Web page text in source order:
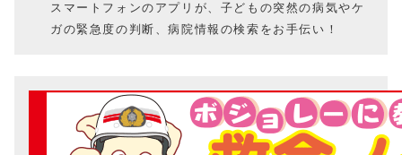
スマートフォンのアプリが、子どもの突然の病気やケ
ガの緊急度の判断、病院情報の検索をお手伝い！